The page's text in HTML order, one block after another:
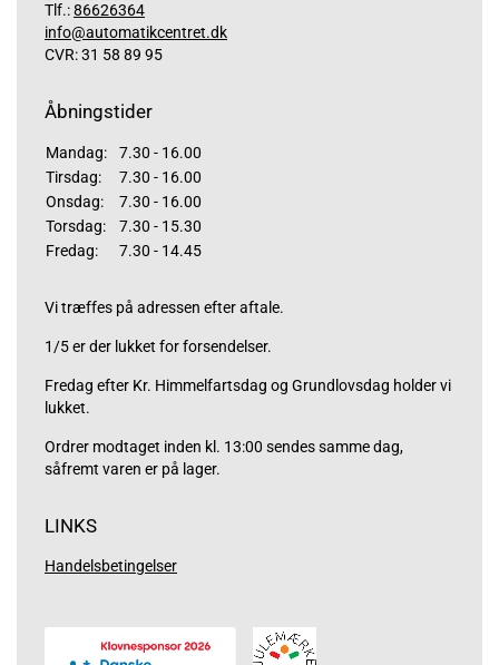
Tlf.:86626364
info@automatikcentret.dk
CVR: 31 58 89 95
Åbningstider
Mandag:
7.30 - 16.00
Tirsdag:
7.30 - 16.00
Onsdag:
7.30 - 16.00
Torsdag:
7.30 - 15.30
Fredag:
7.30 - 14.45
Vi træffes på adressen efter aftale.
1/5 er der lukket for forsendelser.
Fredag efter Kr. Himmelfartsdag og Grundlovsdag holder vi
lukket.
Ordrer modtaget inden kl. 13:00 sendes samme dag,
såfremt varen er på lager.
LINKS
Handelsbetingelser